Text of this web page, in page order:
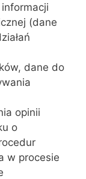
(dane
dane do
opinii
o
w procesie